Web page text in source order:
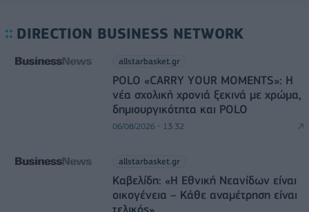
DIRECTION BUSINESS NETWORK
allstarbasket.gr
POLO «CARRY YOUR MOMENTS»: Η
νέα σχολική χρονιά ξεκινά με χρώμα,
δημιουργικότητα και POLO
06/08/2026 - 13:32
allstarbasket.gr
Καβελίδη: «Η Εθνική Νεανίδων είναι
οικογένεια – Κάθε αναμέτρηση είναι
τελικός»